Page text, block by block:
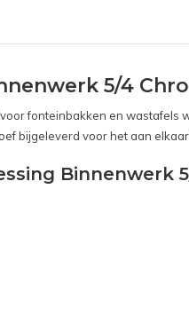
5/4
fonteinbakken en
bijgeleverd voor het aan
Binnenwerk